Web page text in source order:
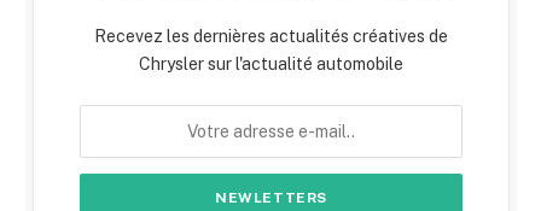
Recevez les dernières actualités créatives de
Chrysler sur l'actualité automobile